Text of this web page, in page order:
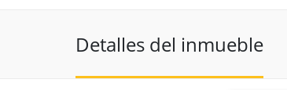
Detalles del inmueble